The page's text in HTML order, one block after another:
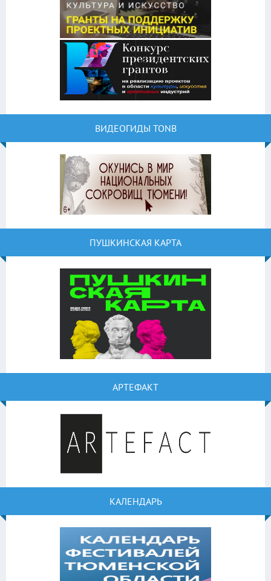
ВИДЕОГИДЫ TONB
ПУШКИНСКАЯ КАРТА
АРТЕФАКТ
КАЛЕНДАРЬ